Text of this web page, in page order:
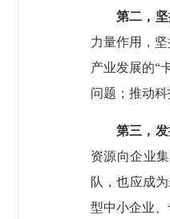
第二，坚
力量作用，
产业发展的“
问题；推动
第三，发
资源向企业
队，也应成
型中小企业